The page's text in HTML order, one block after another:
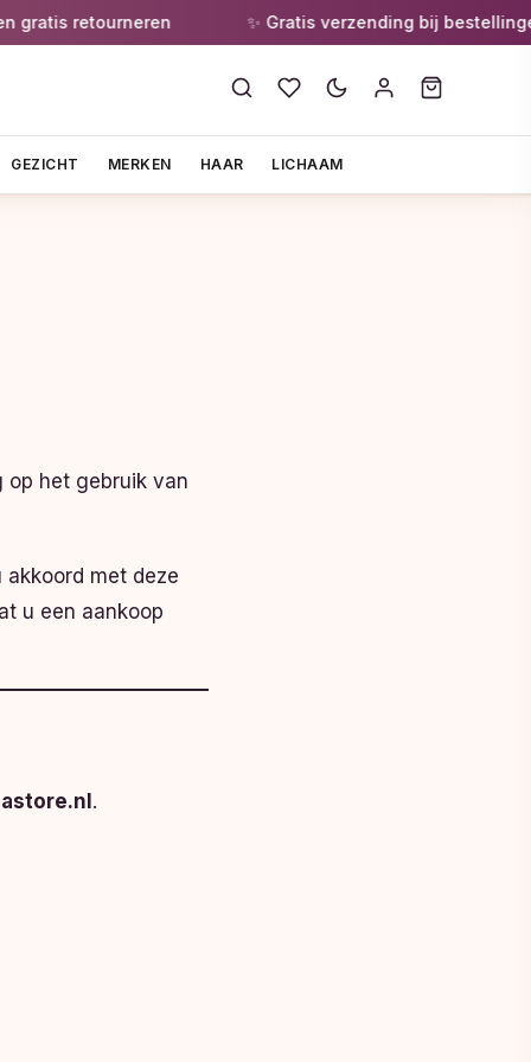
retourneren ✨ Gratis verzending bij bestellingen
GEZICHT MERKEN HAAR LICHAAM
op het gebruik van
met deze
u een aankoop
.